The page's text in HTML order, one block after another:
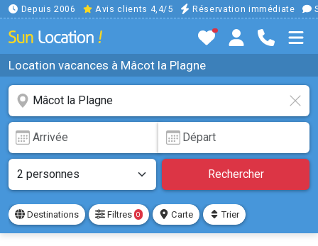
Depuis 2006 Avis clients 4,4/5 Réservation immédiate
Location vacances à Mâcot la Plagne
Rechercher
Destinations Filtres 0 Carte Trier